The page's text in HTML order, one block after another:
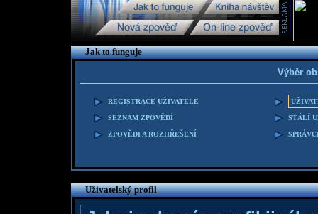
Jak to funguje
Výběr
REGISTRACE UŽIVATELE
SEZNAM ZPOVĚDÍ
ZPOVĚDI A ROZHŘEŠENÍ
STÁLÍ
Uživatelský profil